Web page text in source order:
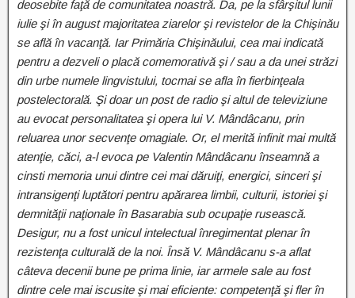
deosebite faţă de comunitatea noastră. Da, pe la sfârşitul lunii
iulie şi în august majoritatea ziarelor şi revistelor de la Chişinău
se află în vacanţă. Iar Primăria Chişinăului, cea mai indicată
pentru a dezveli o placă comemorativă şi / sau a da unei străzi
din urbe numele lingvistului, tocmai se afla în fierbinţeala
postelectorală. Şi doar un post de radio şi altul de televiziune
au evocat personalitatea şi opera lui V. Mândâcanu, prin
reluarea unor secvenţe omagiale. Or, el merită infinit mai multă
atenţie, căci, a-l evoca pe Valentin Mândâcanu înseamnă a
cinsti memoria unui dintre cei mai dăruiţi, energici, sinceri şi
intransigenţi luptători pentru apărarea limbii, culturii, istoriei şi
demnităţii naţionale în Basarabia sub ocupaţie rusească.
Desigur, nu a fost unicul intelectual înregimentat plenar în
rezistenţa culturală de la noi. Însă V. Mândâcanu s-a aflat
câteva decenii bune pe prima linie, iar armele sale au fost
dintre cele mai iscusite şi mai eficiente: competenţă şi fler în